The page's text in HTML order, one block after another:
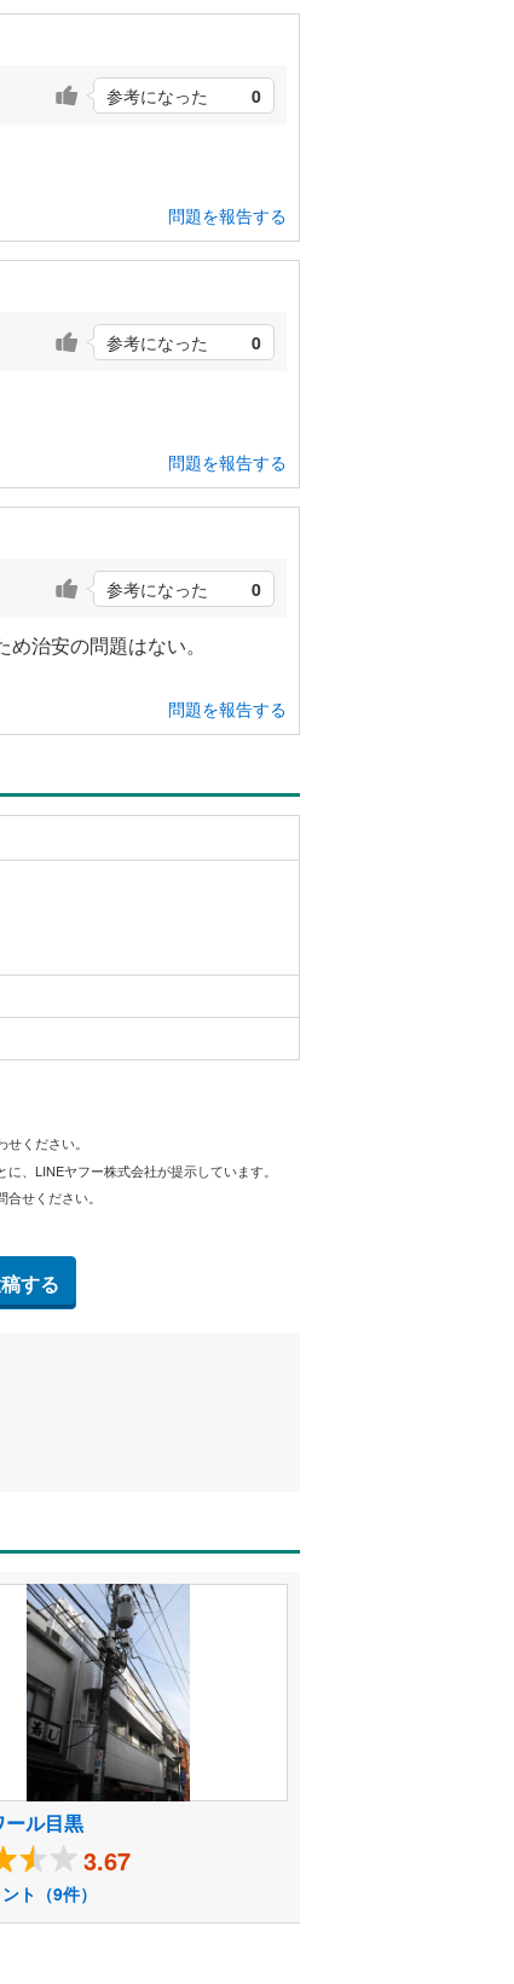
参考になった 0
問題を報告する
参考になった 0
問題を報告する
参考になった 0
治安の問題はない。
問題を報告する
ください。
、LINEヤフー株式会社が提示しています。
せください。
する
ール目黒
3.67
ト（9件）